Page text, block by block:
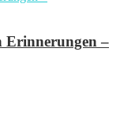
Erinnerungen –